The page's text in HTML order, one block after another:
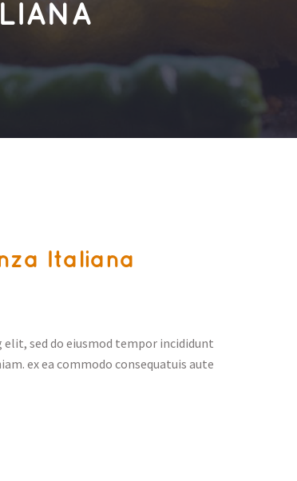
Italiana
sed do eiusmod tempor incididunt
ex ea commodo consequatuis aute